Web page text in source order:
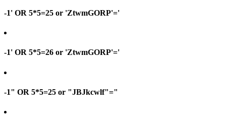
-1' OR 5*5=25 or 'ZtwmGORP'='
-1' OR 5*5=26 or 'ZtwmGORP'='
-1" OR 5*5=25 or "JBJkcwlf"="